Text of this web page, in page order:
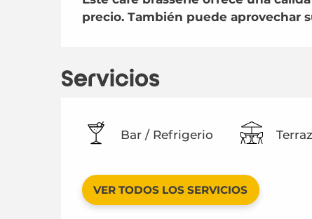
precio. También puede aprovechar
Servicios
Bar / Refrigerio
VER TODOS LOS SERVICIOS